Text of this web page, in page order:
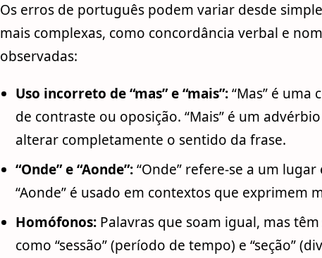
Os erros de português podem variar desde
mais complexas, como concordância verbal e
observadas:
Uso incorreto de “mas” e “mais”:“Mas” é uma
de contraste ou oposição. “Mais” é um
alterar completamente o sentido da frase.
“Onde” e “Aonde”:“Onde” refere-se a um
“Aonde” é usado em contextos que exprimem
Homófonos:Palavras que soam igual, mas
como “sessão” (período de tempo) e “seção”